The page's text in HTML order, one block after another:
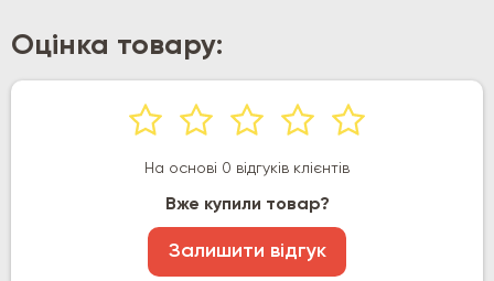
Оцінка товару:
На основі 0 відгуків клієнтів
Вже купили товар?
Залишити відгук